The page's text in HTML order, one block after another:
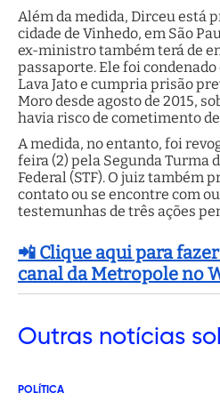
Além da medida, Dirceu está
cidade de Vinhedo, em São
ex-ministro também terá de
passaporte. Ele foi
Lava Jato e cumpria prisão
Moro desde agosto de 2015,
havia risco de cometimento
A medida, no entanto, foi
feira (2) pela Segunda Turma
Federal (STF). O juiz também
contato ou se encontre com
testemunhas de três ações
📲 Clique aqui para
canal da Metropole no
Outras notícias
POLÍTICA